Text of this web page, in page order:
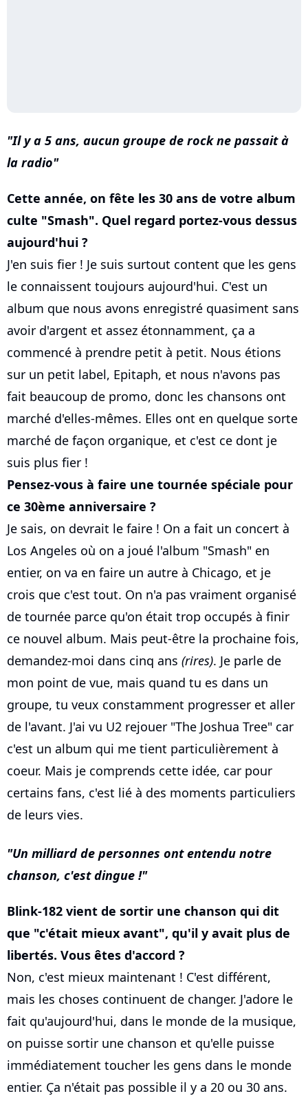
Il y a 5 ans, aucun groupe de rock ne passait à
la radio
Cette année, on fête les 30 ans de votre album
culte "Smash". Quel regard portez-vous dessus
aujourd'hui ?
J'en suis fier ! Je suis surtout content que les gens
le connaissent toujours aujourd'hui. C'est un
album que nous avons enregistré quasiment sans
avoir d'argent et assez étonnamment, ça a
commencé à prendre petit à petit. Nous étions
sur un petit label, Epitaph, et nous n'avons pas
fait beaucoup de promo, donc les chansons ont
marché d'elles-mêmes. Elles ont en quelque sorte
marché de façon organique, et c'est ce dont je
suis plus fier !
Pensez-vous à faire une tournée spéciale pour
ce 30ème anniversaire ?
Je sais, on devrait le faire ! On a fait un concert à
Los Angeles où on a joué l'album "Smash" en
entier, on va en faire un autre à Chicago, et je
crois que c'est tout. On n'a pas vraiment organisé
de tournée parce qu'on était trop occupés à finir
ce nouvel album. Mais peut-être la prochaine fois,
demandez-moi dans cinq ans (rires). Je parle de
mon point de vue, mais quand tu es dans un
groupe, tu veux constamment progresser et aller
de l'avant. J'ai vu U2 rejouer "The Joshua Tree" car
c'est un album qui me tient particulièrement à
coeur. Mais je comprends cette idée, car pour
certains fans, c'est lié à des moments particuliers
de leurs vies.
Un milliard de personnes ont entendu notre
chanson, c'est dingue !
Blink-182 vient de sortir une chanson qui dit
que "c'était mieux avant", qu'il y avait plus de
libertés. Vous êtes d'accord ?
Non, c'est mieux maintenant ! C'est différent,
mais les choses continuent de changer. J'adore le
fait qu'aujourd'hui, dans le monde de la musique,
on puisse sortir une chanson et qu'elle puisse
immédiatement toucher les gens dans le monde
entier. Ça n'était pas possible il y a 20 ou 30 ans.